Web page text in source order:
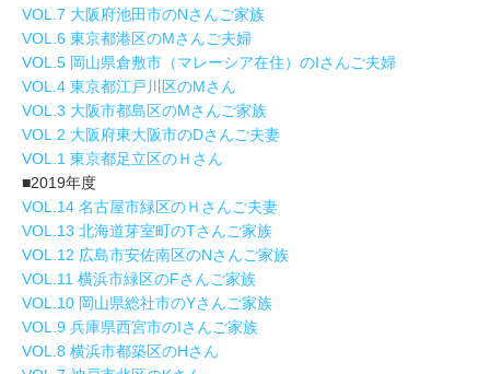
VOL.7 大阪府池田市のNさんご家族
VOL.6 東京都港区のMさんご夫婦
VOL.5 岡山県倉敷市（マレーシア在住）のIさんご夫婦
VOL.4 東京都江戸川区のMさん
VOL.3 大阪市都島区のMさんご家族
VOL.2 大阪府東大阪市のDさんご夫妻
VOL.1 東京都足立区のＨさん
■2019年度
VOL.14 名古屋市緑区のＨさんご夫妻
VOL.13 北海道芽室町のTさんご家族
VOL.12 広島市安佐南区のNさんご家族
VOL.11 横浜市緑区のFさんご家族
VOL.10 岡山県総社市のYさんご家族
VOL.9 兵庫県西宮市のIさんご家族
VOL.8 横浜市都築区のHさん